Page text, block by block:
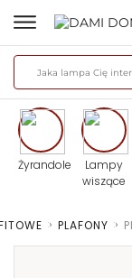
Żyrandole
Lampy
wiszące
> PLAFONY >